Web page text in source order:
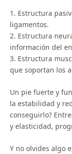
1. Estructura
ligamentos.
2. Estructura
información del
3. Estructura
que soportan los
Un pie fuerte y
la estabilidad y
conseguirlo?
y elasticidad,
Y no olvides algo